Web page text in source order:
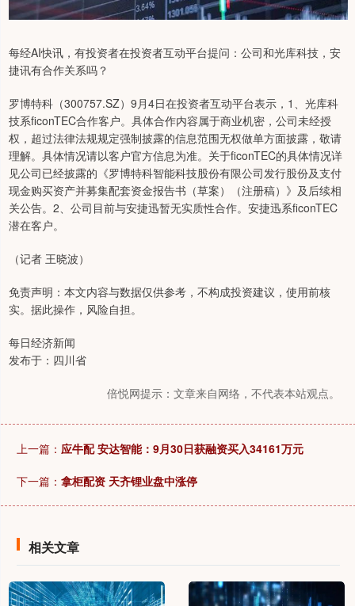
每经AI快讯，有投资者在投资者互动平台提问：公司和光库科技，安
捷讯有合作关系吗？
罗博特科（300757.SZ）9月4日在投资者互动平台表示，1、光库科
技系ficonTEC合作客户。具体合作内容属于商业机密，公司未经授
权，超过法律法规规定强制披露的信息范围无权做单方面披露，敬请
理解。具体情况请以客户官方信息为准。关于ficonTEC的具体情况详
见公司已经披露的《罗博特科智能科技股份有限公司发行股份及支付
现金购买资产并募集配套资金报告书（草案）（注册稿）》及后续相
关公告。2、公司目前与安捷迅暂无实质性合作。安捷迅系ficonTEC
潜在客户。
（记者 王晓波）
免责声明：本文内容与数据仅供参考，不构成投资建议，使用前核
实。据此操作，风险自担。
每日经济新闻
发布于：四川省
倍悦网提示：文章来自网络，不代表本站观点。
上一篇： 应牛配 安达智能：9月30日获融资买入34161万元
下一篇： 拿柜配资 天齐锂业盘中涨停
相关文章